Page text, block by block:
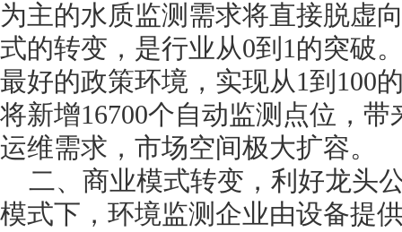
为主的水质监测需求将直接脱虚
式的转变，是行业从0到1的突破
最好的政策环境，实现从1到100
将新增16700个自动监测点位，
运维需求，市场空间极大扩容。
二、商业模式转变，利好龙头
模式下，环境监测企业由设备提